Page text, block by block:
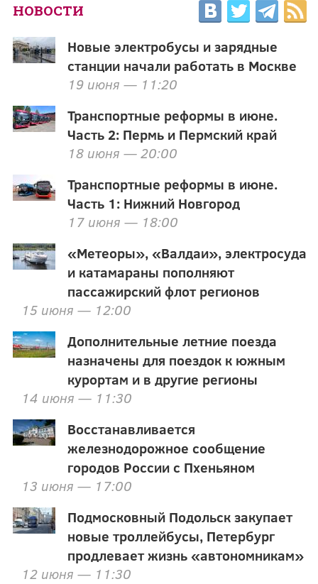
НОВОСТИ
Новые электробусы и зарядные
станции начали работать в Москве
19 июня — 11:20
Транспортные реформы в июне.
Часть 2: Пермь и Пермский край
18 июня — 20:00
Транспортные реформы в июне.
Часть 1: Нижний Новгород
17 июня — 18:00
«Метеоры», «Валдаи», электросуда
и катамараны пополняют
пассажирский флот регионов
15 июня — 12:00
Дополнительные летние поезда
назначены для поездок к южным
курортам и в другие регионы
14 июня — 11:30
Восстанавливается
железнодорожное сообщение
городов России с Пхеньяном
13 июня — 17:00
Подмосковный Подольск закупает
новые троллейбусы, Петербург
продлевает жизнь «автономникам»
12 июня — 11:30